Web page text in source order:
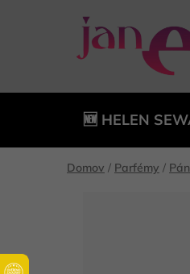
🆕 HELEN
Domov / Parfémy /